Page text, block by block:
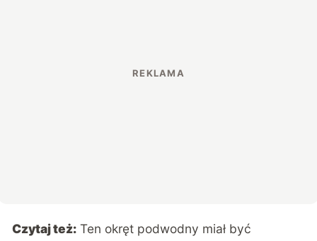
Czytaj też: Ten okręt podwodny miał być